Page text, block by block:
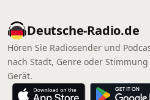
Deutsche-Radio.de
Hören Sie Radiosender und
nach Stadt, Genre oder
Gerät.